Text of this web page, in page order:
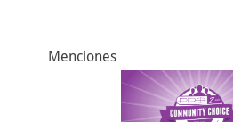
Menciones